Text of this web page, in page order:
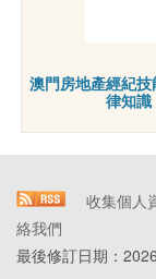
澳門房地產經紀
律知識
收集個人
絡我們
最後修訂日期：